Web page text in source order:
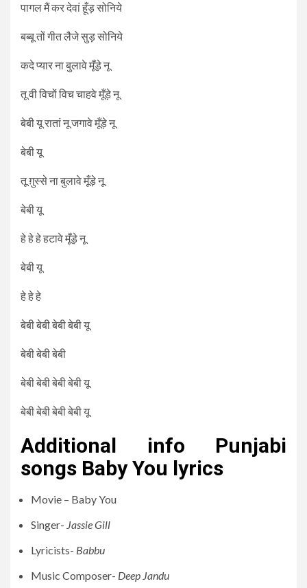
पागल मैं कर देवां हूँड़ सोनिये
बब्बू तों गीत लैजे सुड़ सोनिये
कदे प्यार ना बुलावे मूँड़े नू
तू वी विचों विच चाहवे मूँड़े नू
बेबी यू रातां नू जगावे मूँड़े नू
बेबी यू
तू ग़ुस्से ना बुलावे मूँड़े नू
बेबी यू
हे हे हे हटावे मूँड़े नू
बेबी यू
हे हे हे
बेबी बेबी बेबी बेबी यू
बेबी बेबी बेबी
बेबी बेबी बेबी बेबी यू
बेबी बेबी बेबी बेबी यू
Additional info Punjabi
songs Baby You lyrics
Movie – Baby You
Singer- Jassie Gill
Lyricists- Babbu
Music Composer- Deep Jandu